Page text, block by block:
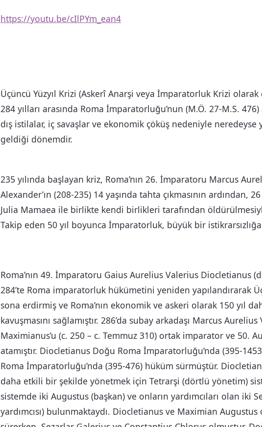
https://youtu.be/cIlPYm_ean4
Üçüncü Yüzyıl Krizi (Askerî Anarşi veya İmparatorluk Krizi olarak
284 yılları arasında Roma İmparatorluğu’nun (M.Ö. 27-M.S. 476)
dış istilalar, iç savaşlar ve ekonomik çöküş nedeniyle neredeyse
geldiği dönemdir.
235 yılında başlayan kriz, Roma’nın 26. İmparatoru Marcus
Alexander’ın (208-235) 14 yaşında tahta çıkmasının ardından,
Julia Mamaea ile birlikte kendi birlikleri tarafından
Takip eden 50 yıl boyunca İmparatorluk, büyük bir
Roma’nın 49. İmparatoru Gaius Aurelius Valerius Diocletianus
284’te Roma imparatorluk hükümetini yeniden yapılandırarak
sona erdirmiş ve Roma’nın ekonomik ve askeri olarak 150 yıl
kavuşmasını sağlamıştır. 286’da subay arkadaşı Marcus
Maximianus’u (c. 250 – c. Temmuz 310) ortak imparator ve 50.
atamıştır. Diocletianus Doğu Roma İmparatorluğu’nda (395-
Roma İmparatorluğu’nda (395-476) hüküm sürmüştür.
daha etkili bir şekilde yönetmek için Tetrarşi (dörtlü yönetim)
sistemde iki Augustus (başkan) ve onların yardımcıları olan iki
yardımcısı) bulunmaktaydı. Diocletianus ve Maximian